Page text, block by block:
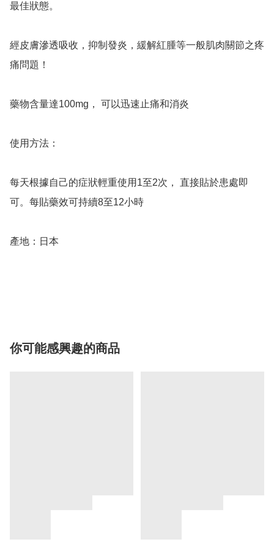
最佳狀態。
經皮膚滲透吸收，抑制發炎，緩解紅腫等一般肌肉關節之疼
痛問題！
藥物含量達100mg， 可以迅速止痛和消炎
使用方法：
每天根據自己的症狀輕重使用1至2次， 直接貼於患處即
可。每貼藥效可持續8至12小時
產地：日本
你可能感興趣的商品